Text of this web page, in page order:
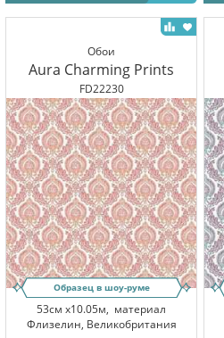
Обои
Aura Charming Prints
FD22230
Образец в шоу-руме
53см x10.05м, материал
Флизелин, Великобритания